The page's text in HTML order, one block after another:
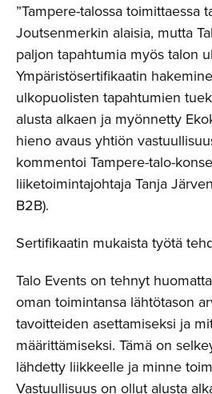
”Tampere-talossa toimittaessa
Joutsenmerkin alaisia, mutta
paljon tapahtumia myös talon
Ympäristösertifikaatin
ulkopuolisten tapahtumien
alusta alkaen ja myönnetty
hieno avaus yhtiön
kommentoi Tampere-talo-
liiketoimintajohtaja Tanja
B2B).
Sertifikaatin mukaista työtä
Talo Events on tehnyt
oman toimintansa lähtötason
tavoitteiden asettamiseksi ja
määrittämiseksi. Tämä on
lähdetty liikkeelle ja minne
Vastuullisuus on ollut alusta